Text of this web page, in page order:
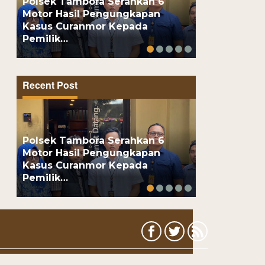
Motor Hasil Pengungkapan
Kasus Curanmor Kepada
Pemilik…
Recent Post
Polsek Tambora Serahkan 6
Motor Hasil Pengungkapan
Kasus Curanmor Kepada
Pemilik…